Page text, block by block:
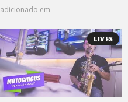
adicionado em
LIVES